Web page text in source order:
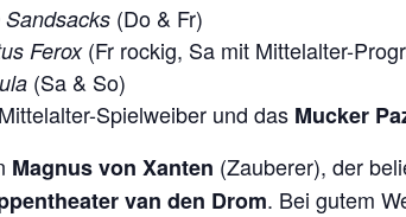
Sandsacks (Do & Fr)
Ferox(Fr rockig, Sa mit Mittelalter-
(Sa & So)
Spielweiber und das Mucker
Magnus von Xanten (Zauberer), der
van den Drom. Bei gutem